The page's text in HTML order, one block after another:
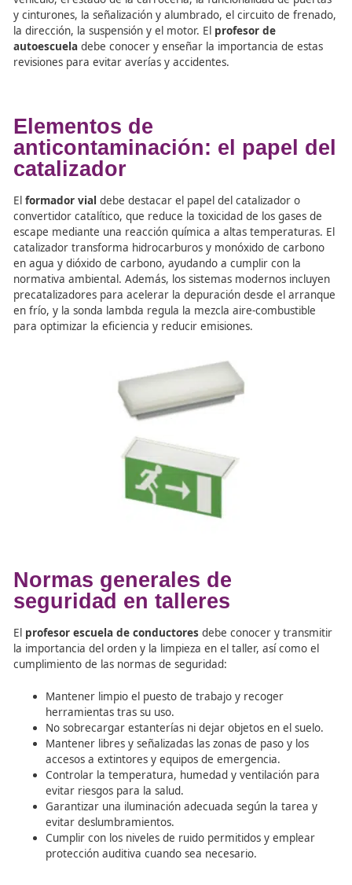
de uso privado están exentos hasta los 4 años, pasan
bienal hasta los 10 años y anual a partir de esa edad.
vehículos de mercancías y transporte de viajeros tienen
frecuencias aún más estrictas. Además, tras un
Durante la ITV, se revisan aspectos como la
vehículo, el estado de la carrocería, la funcionalidad de
y cinturones, la señalización y alumbrado, el circuito de
la dirección, la suspensión y el motor. Elprofesor de
autoescueladebe conocer y enseñar la importancia de
revisiones para evitar averías y accidentes.
Elementos de
anticontaminación: el
debe destacar el papel del catalizador
convertidor catalítico, que reduce la toxicidad de los
escape mediante una reacción química a altas
catalizador transforma hidrocarburos y monóxido de
en agua y dióxido de carbono, ayudando a cumplir con
normativa ambiental. Además, los sistemas modernos
precatalizadores para acelerar la depuración desde el
Normas generales de
seguridad en talleres